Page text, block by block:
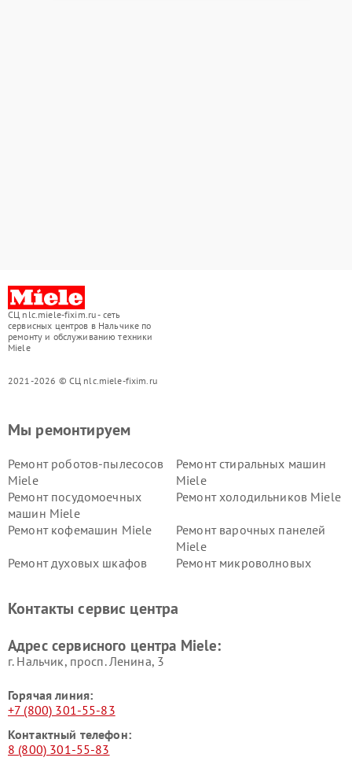
СЦ nlc.miele-fixim.ru - сеть
сервисных центров в Нальчике по
ремонту и обслуживанию техники
Miele
2021-2026 © СЦ nlc.miele-fixim.ru
Мы ремонтируем
Ремонт роботов-пылесосов
Miele
Ремонт стиральных машин
Miele
Ремонт посудомоечных
машин Miele
Ремонт холодильников Miele
Ремонт кофемашин Miele
Ремонт варочных панелей
Miele
Ремонт духовых шкафов
Ремонт микроволновых
Miele
Miele
пылесосов Miele
Контакты сервис центра
Адрес сервисного центра Miele:
г. Нальчик, просп. Ленина, 3
Горячая линия:
+7 (800) 301-55-83
Контактный телефон:
8 (800) 301-55-83